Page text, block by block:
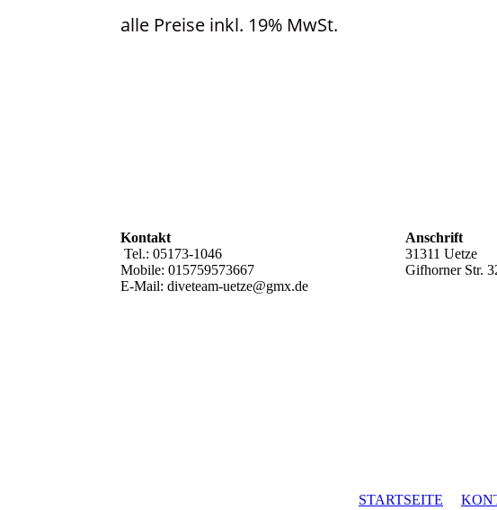
alle Preise inkl. 19% MwSt.
Kontakt
Tel.: 05173-1046
Mobile: 015759573667
E-Mail: diveteam-uetze@gmx.de
Anschrift
31311 Uetze
Gifhorner Str.
STARTSEITE